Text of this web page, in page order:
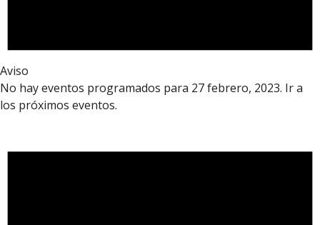
Aviso
No hay eventos programados para 27 febrero, 2023. Ir a
los próximos eventos.